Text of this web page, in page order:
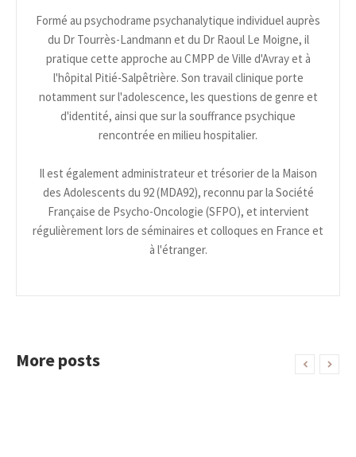
Formé au psychodrame psychanalytique individuel auprès
du Dr Tourrès-Landmann et du Dr Raoul Le Moigne, il
pratique cette approche au CMPP de Ville d'Avray et à
l'hôpital Pitié-Salpêtrière. Son travail clinique porte
notamment sur l'adolescence, les questions de genre et
d'identité, ainsi que sur la souffrance psychique
rencontrée en milieu hospitalier.
Il est également administrateur et trésorier de la Maison
des Adolescents du 92 (MDA92), reconnu par la Société
Française de Psycho-Oncologie (SFPO), et intervient
régulièrement lors de séminaires et colloques en France et
à l'étranger.
More posts